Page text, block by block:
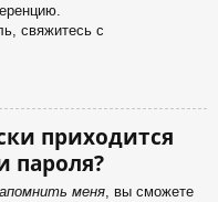
свяжитесь с
приходится
пароля?
меня, вы сможете